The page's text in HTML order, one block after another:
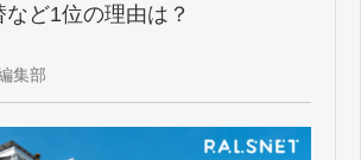
ど1位の理由は？
集部